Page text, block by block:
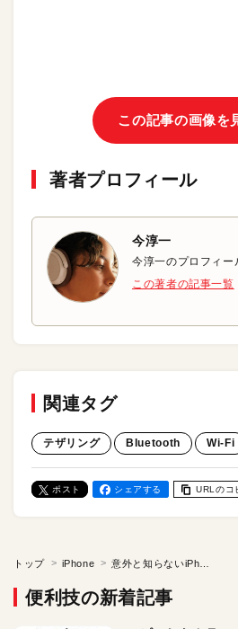
この記事の画像を
著者プロフィール
今淳一
今淳一のプロフィー
この著者の記事一覧
関連タグ
テザリング Bluetooth Wi-Fi
ポスト シェアする URLのコ
トップ iPhone
便利技の新着記事